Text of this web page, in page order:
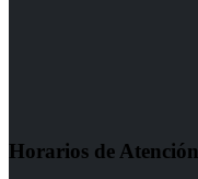
Horarios de Atención